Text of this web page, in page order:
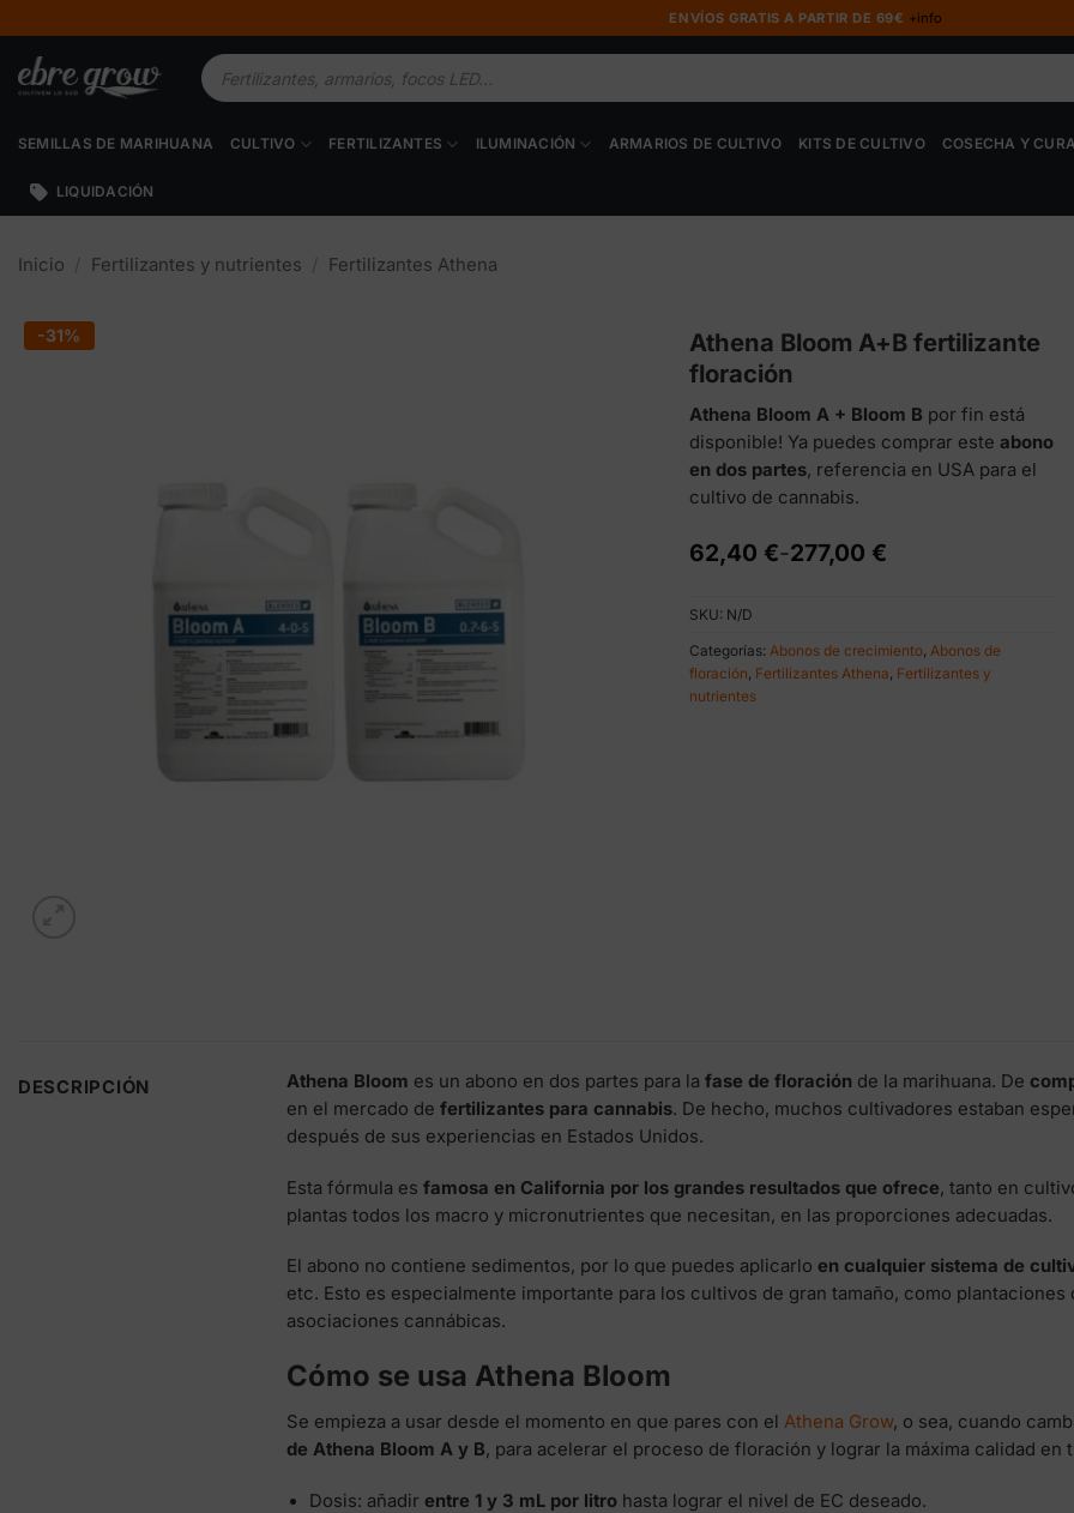
al
contenido
ENVÍOS GRATIS A PARTIR DE 69€ +info
Búsqueda
de
productos
SEMILLAS DE MARIHUANA CULTIVO FERTILIZANTES ILUMINACIÓN ARMARIOS DE CULTIVO KITS DE CULTIVO COSECHA Y
LIQUIDACIÓN
Inicio Fertilizantes y nutrientes Fertilizantes Athena
-31%
Athena Bloom A+B fertilizante
floración
Athena Bloom A + Bloom B por fin está
disponible! Ya puedes comprar este abono
en dos partes, referencia en USA para el
cultivo de cannabis.
62,40 €-277,00 €
Rango
desde
62,40 €
hasta
277,00 €
SKU: N/D
Categorías: Abonos de crecimiento, Abonos de
floración, Fertilizantes Athena, Fertilizantes y
nutrientes
DESCRIPCIÓN Athena Bloom es un abono en dos partes para la fase de floración de la marihuana. De
en el mercado de fertilizantes para cannabis. De hecho, muchos cultivadores estaban
después de sus experiencias en Estados Unidos.
Esta fórmula es famosa en California por los grandes resultados que ofrece, tanto en
plantas todos los macro y micronutrientes que necesitan, en las proporciones adecuadas.
El abono no contiene sedimentos, por lo que puedes aplicarlo en cualquier sistema de
etc. Esto es especialmente importante para los cultivos de gran tamaño, como
asociaciones cannábicas.
Cómo se usa Athena Bloom
Se empieza a usar desde el momento en que pares con el Athena Grow, o sea, cuando
de Athena Bloom A y B, para acelerar el proceso de floración y lograr la máxima calidad en
Dosis: añadir entre 1 y 3 mL por litro hasta lograr el nivel de EC deseado.